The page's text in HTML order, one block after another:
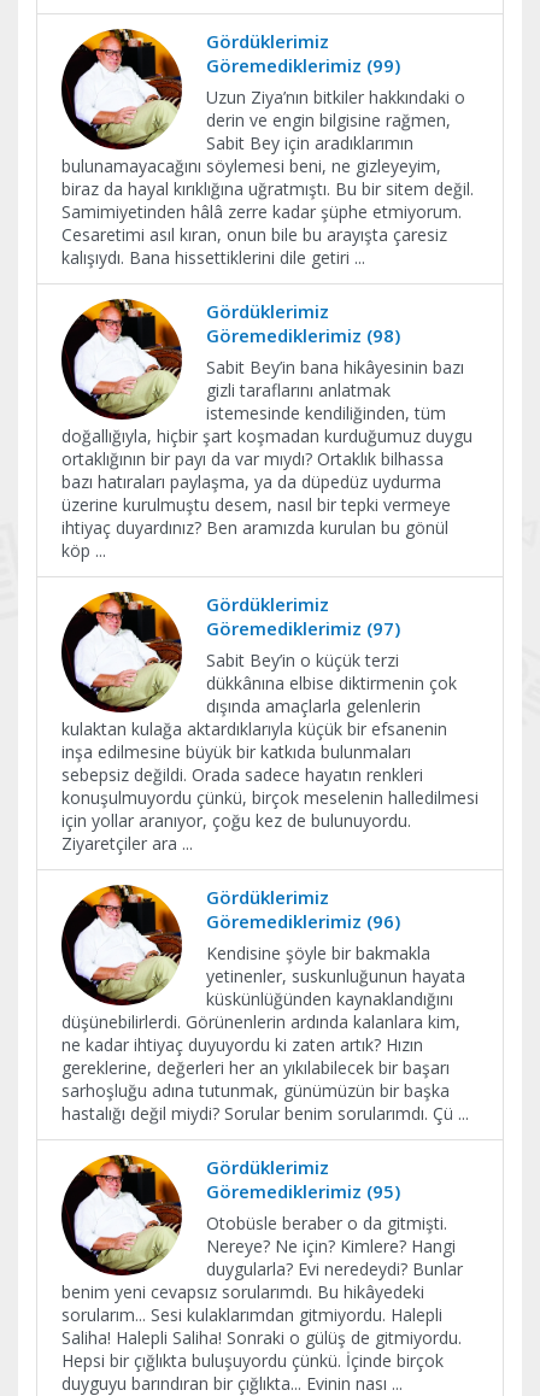
Gördüklerimiz
Göremediklerimiz (99)
Uzun Ziya’nın bitkiler hakkındaki o
derin ve engin bilgisine rağmen,
Sabit Bey için aradıklarımın
bulunamayacağını söylemesi beni, ne gizleyeyim,
biraz da hayal kırıklığına uğratmıştı. Bu bir sitem değil.
Samimiyetinden hâlâ zerre kadar şüphe etmiyorum.
Cesaretimi asıl kıran, onun bile bu arayışta çaresiz
kalışıydı. Bana hissettiklerini dile getiri ...
Gördüklerimiz
Göremediklerimiz (98)
Sabit Bey’in bana hikâyesinin bazı
gizli taraflarını anlatmak
istemesinde kendiliğinden, tüm
doğallığıyla, hiçbir şart koşmadan kurduğumuz duygu
ortaklığının bir payı da var mıydı? Ortaklık bilhassa
bazı hatıraları paylaşma, ya da düpedüz uydurma
üzerine kurulmuştu desem, nasıl bir tepki vermeye
ihtiyaç duyardınız? Ben aramızda kurulan bu gönül
köp ...
Gördüklerimiz
Göremediklerimiz (97)
Sabit Bey’in o küçük terzi
dükkânına elbise diktirmenin çok
dışında amaçlarla gelenlerin
kulaktan kulağa aktardıklarıyla küçük bir efsanenin
inşa edilmesine büyük bir katkıda bulunmaları
sebepsiz değildi. Orada sadece hayatın renkleri
konuşulmuyordu çünkü, birçok meselenin halledilmesi
için yollar aranıyor, çoğu kez de bulunuyordu.
Ziyaretçiler ara ...
Gördüklerimiz
Göremediklerimiz (96)
Kendisine şöyle bir bakmakla
yetinenler, suskunluğunun hayata
küskünlüğünden kaynaklandığını
düşünebilirlerdi. Görünenlerin ardında kalanlara kim,
ne kadar ihtiyaç duyuyordu ki zaten artık? Hızın
gereklerine, değerleri her an yıkılabilecek bir başarı
sarhoşluğu adına tutunmak, günümüzün bir başka
hastalığı değil miydi? Sorular benim sorularımdı. Çü ...
Gördüklerimiz
Göremediklerimiz (95)
Otobüsle beraber o da gitmişti.
Nereye? Ne için? Kimlere? Hangi
duygularla? Evi neredeydi? Bunlar
benim yeni cevapsız sorularımdı. Bu hikâyedeki
sorularım... Sesi kulaklarımdan gitmiyordu. Halepli
Saliha! Halepli Saliha! Sonraki o gülüş de gitmiyordu.
Hepsi bir çığlıkta buluşuyordu çünkü. İçinde birçok
duyguyu barındıran bir çığlıkta... Evinin nası ...